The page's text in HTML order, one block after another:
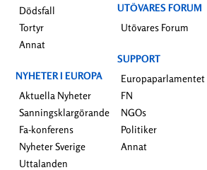
Dödsfall
Tortyr
Annat
NYHETER I EUROPA
Aktuella Nyheter
Sanningsklargörande
Fa-konferens
Nyheter Sverige
Uttalanden
UTÖVARES FORUM
Utövares Forum
SUPPORT
Europaparlamentet
FN
NGOs
Politiker
Annat